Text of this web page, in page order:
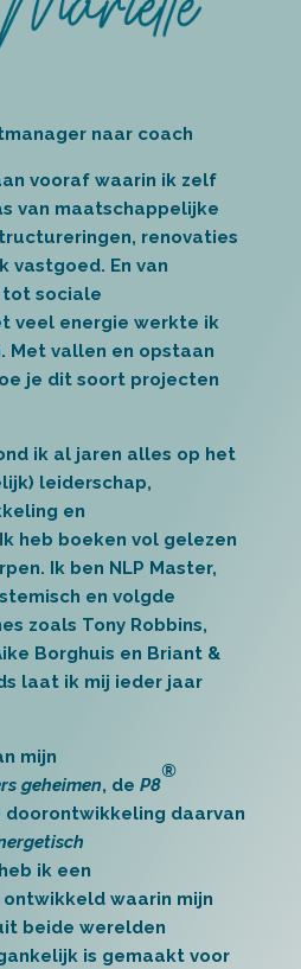
naar coach
vooraf waarin ik zelf
van maatschappelijke
renovaties
vastgoed. En van
tot sociale
veel energie werkte ik
Met vallen en opstaan
je dit soort projecten
ik al jaren alles op het
leiderschap,
en
heb boeken vol gelezen
Ik ben NLP Master,
en volgde
zoals Tony Robbins,
Borghuis en Briant &
laat ik mij ieder jaar
mijn
geheimen, de P8
®
daarvan
ik een
waarin mijn
beide werelden
is gemaakt voor